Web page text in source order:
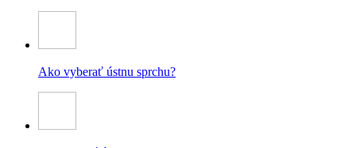
Ako vyberať ústnu sprchu?